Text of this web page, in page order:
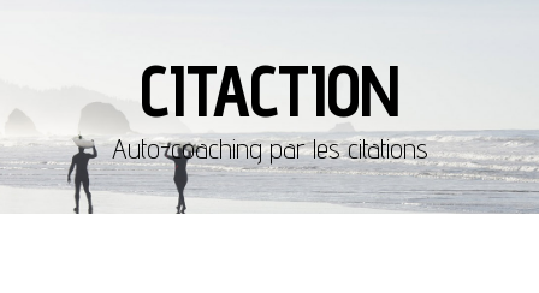
CITACTION
Auto-coaching par les citations